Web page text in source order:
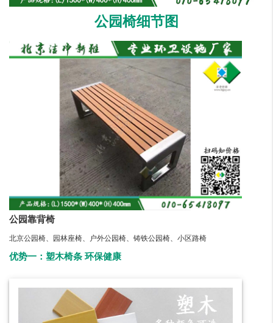
公园椅细节图
公园靠背椅
北京公园椅、园林座椅、户外公园椅、铸铁公园椅、小区路椅
优势一：塑木椅条 环保健康